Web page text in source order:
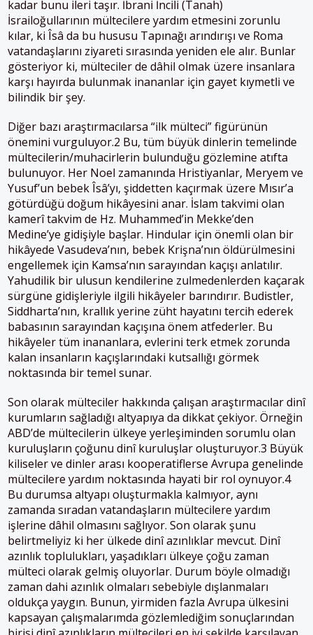
kadar bunu ileri taşır. İbrani İncili (Tanah)
İsrailoğullarının mültecilere yardım etmesini zorunlu
kılar, ki Îsâ da bu hususu Tapınağı arındırışı ve Roma
vatandaşlarını ziyareti sırasında yeniden ele alır. Bunlar
gösteriyor ki, mülteciler de dâhil olmak üzere insanlara
karşı hayırda bulunmak inananlar için gayet kıymetli ve
bilindik bir şey.
Diğer bazı araştırmacılarsa “ilk mülteci” figürünün
önemini vurguluyor.2 Bu, tüm büyük dinlerin temelinde
mültecilerin/muhacirlerin bulunduğu gözlemine atıfta
bulunuyor. Her Noel zamanında Hristiyanlar, Meryem ve
Yusuf’un bebek Îsâ’yı, şiddetten kaçırmak üzere Mısır’a
götürdüğü doğum hikâyesini anar. İslam takvimi olan
kamerî takvim de Hz. Muhammed’in Mekke’den
Medine’ye gidişiyle başlar. Hindular için önemli olan bir
hikâyede Vasudeva’nın, bebek Krişna’nın öldürülmesini
engellemek için Kamsa’nın sarayından kaçışı anlatılır.
Yahudilik bir ulusun kendilerine zulmedenlerden kaçarak
sürgüne gidişleriyle ilgili hikâyeler barındırır. Budistler,
Siddharta’nın, krallık yerine züht hayatını tercih ederek
babasının sarayından kaçışına önem atfederler. Bu
hikâyeler tüm inananlara, evlerini terk etmek zorunda
kalan insanların kaçışlarındaki kutsallığı görmek
noktasında bir temel sunar.
Son olarak mülteciler hakkında çalışan araştırmacılar dinî
kurumların sağladığı altyapıya da dikkat çekiyor. Örneğin
ABD’de mültecilerin ülkeye yerleşiminden sorumlu olan
kuruluşların çoğunu dinî kuruluşlar oluşturuyor.3 Büyük
kiliseler ve dinler arası kooperatiflerse Avrupa genelinde
mültecilere yardım noktasında hayati bir rol oynuyor.4
Bu durumsa altyapı oluşturmakla kalmıyor, aynı
zamanda sıradan vatandaşların mültecilere yardım
işlerine dâhil olmasını sağlıyor. Son olarak şunu
belirtmeliyiz ki her ülkede dinî azınlıklar mevcut. Dinî
azınlık toplulukları, yaşadıkları ülkeye çoğu zaman
mülteci olarak gelmiş oluyorlar. Durum böyle olmadığı
zaman dahi azınlık olmaları sebebiyle dışlanmaları
oldukça yaygın. Bunun, yirmiden fazla Avrupa ülkesini
kapsayan çalışmalarımda gözlemlediğim sonuçlarından